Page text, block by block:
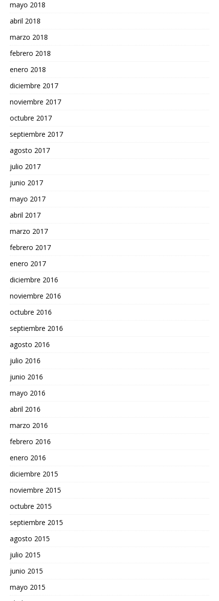
mayo 2018
abril 2018
marzo 2018
febrero 2018
enero 2018
diciembre 2017
noviembre 2017
octubre 2017
septiembre 2017
agosto 2017
julio 2017
junio 2017
mayo 2017
abril 2017
marzo 2017
febrero 2017
enero 2017
diciembre 2016
noviembre 2016
octubre 2016
septiembre 2016
agosto 2016
julio 2016
junio 2016
mayo 2016
abril 2016
marzo 2016
febrero 2016
enero 2016
diciembre 2015
noviembre 2015
octubre 2015
septiembre 2015
agosto 2015
julio 2015
junio 2015
mayo 2015